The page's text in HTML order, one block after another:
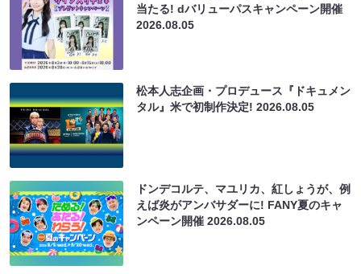
当たる! dバリューパスキャンペーン開催
2026.08.05
松本人志企画・プロデュース『ドキュメン
タル』米で初制作決定!2026.08.05
ドンデコルテ、マユリカ、紅しょうが、例
えば炎がアンバサダーに! FANY夏のキャ
ンペーン開催2026.08.05